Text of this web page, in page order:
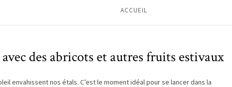
ACCUEIL
avec des abricots et autres fruits estivaux
envahissent nos étals. C’est le moment idéal pour se lancer dans la